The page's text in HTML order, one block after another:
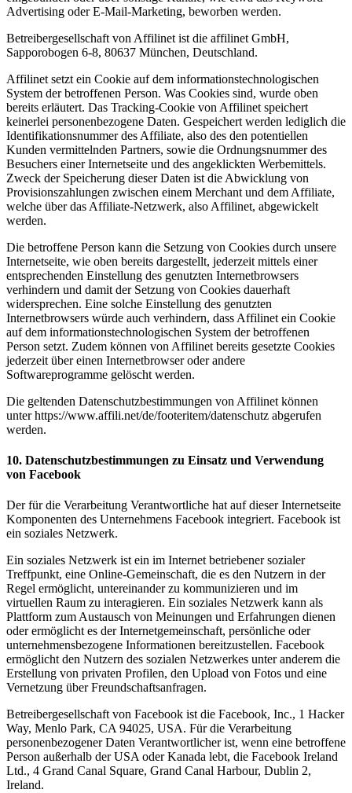
Advertising oder E-Mail-Marketing, beworben werden.
Betreibergesellschaft von Affilinet ist die affilinet GmbH,
Sapporobogen 6-8, 80637 München, Deutschland.
Affilinet setzt ein Cookie auf dem informationstechnologischen
System der betroffenen Person. Was Cookies sind, wurde oben
bereits erläutert. Das Tracking-Cookie von Affilinet speichert
keinerlei personenbezogene Daten. Gespeichert werden lediglich die
Identifikationsnummer des Affiliate, also des den potentiellen
Kunden vermittelnden Partners, sowie die Ordnungsnummer des
Besuchers einer Internetseite und des angeklickten Werbemittels.
Zweck der Speicherung dieser Daten ist die Abwicklung von
Provisionszahlungen zwischen einem Merchant und dem Affiliate,
welche über das Affiliate-Netzwerk, also Affilinet, abgewickelt
werden.
Die betroffene Person kann die Setzung von Cookies durch unsere
Internetseite, wie oben bereits dargestellt, jederzeit mittels einer
entsprechenden Einstellung des genutzten Internetbrowsers
verhindern und damit der Setzung von Cookies dauerhaft
widersprechen. Eine solche Einstellung des genutzten
Internetbrowsers würde auch verhindern, dass Affilinet ein Cookie
auf dem informationstechnologischen System der betroffenen
Person setzt. Zudem können von Affilinet bereits gesetzte Cookies
jederzeit über einen Internetbrowser oder andere
Softwareprogramme gelöscht werden.
Die geltenden Datenschutzbestimmungen von Affilinet können
unter https://www.affili.net/de/footeritem/datenschutz abgerufen
werden.
10. Datenschutzbestimmungen zu Einsatz und Verwendung
von Facebook
Der für die Verarbeitung Verantwortliche hat auf dieser Internetseite
Komponenten des Unternehmens Facebook integriert. Facebook ist
ein soziales Netzwerk.
Ein soziales Netzwerk ist ein im Internet betriebener sozialer
Treffpunkt, eine Online-Gemeinschaft, die es den Nutzern in der
Regel ermöglicht, untereinander zu kommunizieren und im
virtuellen Raum zu interagieren. Ein soziales Netzwerk kann als
Plattform zum Austausch von Meinungen und Erfahrungen dienen
oder ermöglicht es der Internetgemeinschaft, persönliche oder
unternehmensbezogene Informationen bereitzustellen. Facebook
ermöglicht den Nutzern des sozialen Netzwerkes unter anderem die
Erstellung von privaten Profilen, den Upload von Fotos und eine
Vernetzung über Freundschaftsanfragen.
Betreibergesellschaft von Facebook ist die Facebook, Inc., 1 Hacker
Way, Menlo Park, CA 94025, USA. Für die Verarbeitung
personenbezogener Daten Verantwortlicher ist, wenn eine betroffene
Person außerhalb der USA oder Kanada lebt, die Facebook Ireland
Ltd., 4 Grand Canal Square, Grand Canal Harbour, Dublin 2,
Ireland.